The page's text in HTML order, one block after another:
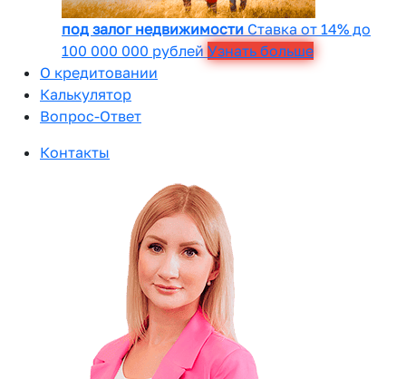
под залог недвижимости Ставка от 14% до
100 000 000 рублей Узнать больше
О кредитовании
Калькулятор
Вопрос-Ответ
Контакты